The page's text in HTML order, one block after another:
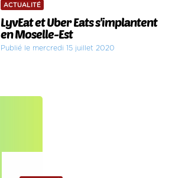
ACTUALITÉ
LyvEat et Uber Eats s'implantent
en Moselle-Est
Publié le mercredi 15 juillet 2020